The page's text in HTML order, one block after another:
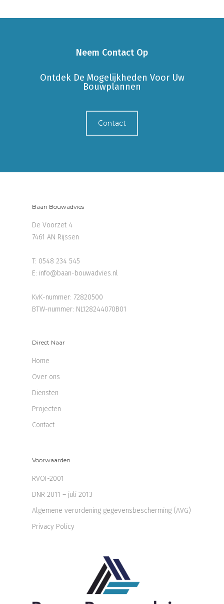
Neem Contact Op
Ontdek De Mogelijkheden Voor Uw
Bouwplannen
Contact
Baan Bouwadvies
De Voorzet 4
7461 AN Rijssen
T: 0548 234 545
E: info@baan-bouwadvies.nl
KvK-nummer: 72820500
BTW-nummer: NL128244070B01
Direct Naar
Home
Over ons
Diensten
Projecten
Contact
Voorwaarden
RVOI-2001
DNR 2011 – juli 2013
Algemene verordening gegevensbescherming (AVG)
Privacy Policy